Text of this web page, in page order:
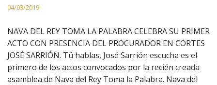
04/03/2019
NAVA DEL REY TOMA LA PALABRA CELEBRA SU PRIMER
ACTO CON PRESENCIA DEL PROCURADOR EN CORTES
JOSÉ SARRIÓN. Tú hablas, José Sarrión escucha es el
primero de los actos convocados por la recién creada
asamblea de Nava del Rey Toma la Palabra. Nava del